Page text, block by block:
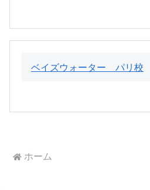
ベイズウォーター パリ校
ホーム